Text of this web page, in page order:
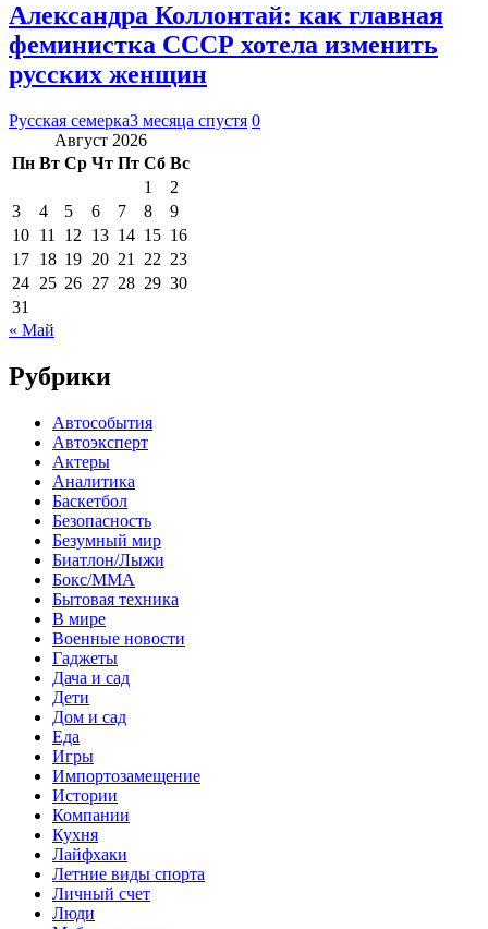
Александра Коллонтай: как главная
феминистка СССР хотела изменить
русских женщин
Русская семерка3 месяца спустя 0
Август 2026
Пн Вт Ср Чт Пт Сб Вс
1
2
3
4 5 6 7 8
9
10 11 12 13 14 15 16
17 18 19 20 21 22 23
24 25 26 27 28 29 30
31
« Май
Рубрики
Автособытия
Автоэксперт
Актеры
Аналитика
Баскетбол
Безопасность
Безумный мир
Биатлон/Лыжи
Бокс/MMA
Бытовая техника
В мире
Военные новости
Гаджеты
Дача и сад
Дети
Дом и сад
Еда
Игры
Импортозамещение
Истории
Компании
Кухня
Лайфхаки
Летние виды спорта
Личный счет
Люди